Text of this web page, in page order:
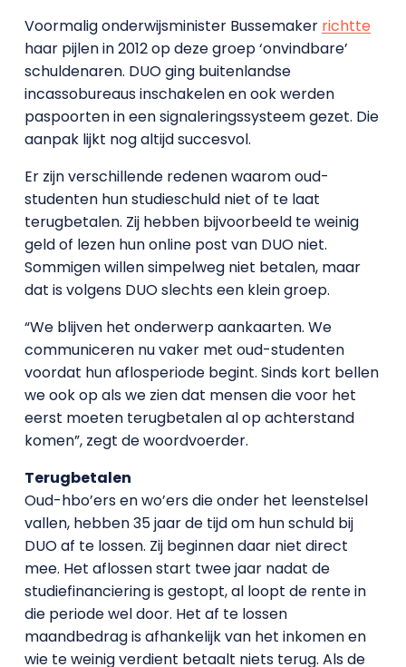
Voormalig onderwijsminister Bussemaker richtte
haar pijlen in 2012 op deze groep ‘onvindbare’
schuldenaren. DUO ging buitenlandse
incassobureaus inschakelen en ook werden
paspoorten in een signaleringssysteem gezet. Die
aanpak lijkt nog altijd succesvol.
Er zijn verschillende redenen waarom oud-
studenten hun studieschuld niet of te laat
terugbetalen. Zij hebben bijvoorbeeld te weinig
geld of lezen hun online post van DUO niet.
Sommigen willen simpelweg niet betalen, maar
dat is volgens DUO slechts een klein groep.
“We blijven het onderwerp aankaarten. We
communiceren nu vaker met oud-studenten
voordat hun aflosperiode begint. Sinds kort bellen
we ook op als we zien dat mensen die voor het
eerst moeten terugbetalen al op achterstand
komen”, zegt de woordvoerder.
Terugbetalen
Oud-hbo’ers en wo’ers die onder het leenstelsel
vallen, hebben 35 jaar de tijd om hun schuld bij
DUO af te lossen. Zij beginnen daar niet direct
mee. Het aflossen start twee jaar nadat de
studiefinanciering is gestopt, al loopt de rente in
die periode wel door. Het af te lossen
maandbedrag is afhankelijk van het inkomen en
wie te weinig verdient betaalt niets terug. Als de